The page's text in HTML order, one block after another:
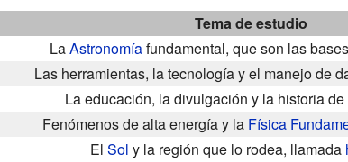
Tema de estudio
LaAstronomíafundamental, que son las
Las herramientas, la tecnología y el manejo de
La educación, la divulgación y la historia
Fenómenos de alta energía y la Física
ElSol y la región que lo rodea, llamada